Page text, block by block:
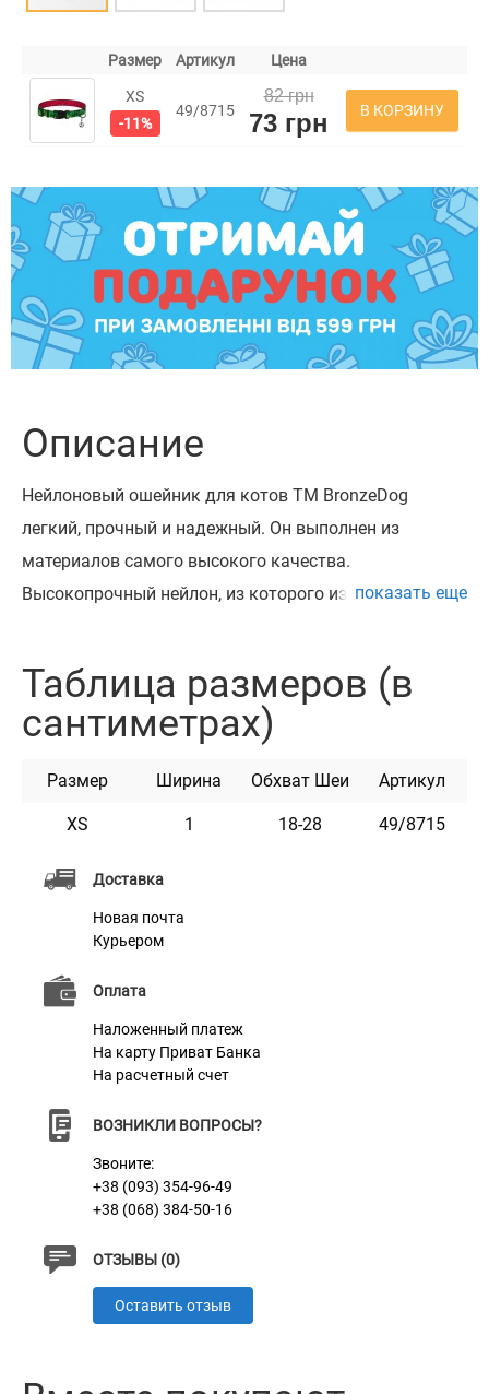
Размер Артикул Цена
XS
-11%
49/8715
82 грн
73 грн В КОРЗИНУ
Доставка
Новая почта
Курьером
Оплата
Наложенный платеж
На карту Приват Банка
На расчетный счет
ВОЗНИКЛИ ВОПРОСЫ?
Звоните:
+38 (093) 354-96-49
+38 (068) 384-50-16
ОТЗЫВЫ (0)
Оставить отзыв
Описание
Нейлоновый ошейник для котов ТМ BronzeDog
легкий, прочный и надежный. Он выполнен из
материалов самого высокого качества.
Высокопрочный нейлон, из которого изготовлен
пряжкой, которая раскрывается при натяжении и
резинкой, что обеспечивает безопастность
и не боится воды. Он практичен и неприхотлив в
уходе. Доступен в разных расцветках.
Характеристики
Материал
показать еще
Таблица размеров (в
сантиметрах)
Размер Ширина Обхват Шеи Артикул
XS 1 18-28 49/8715